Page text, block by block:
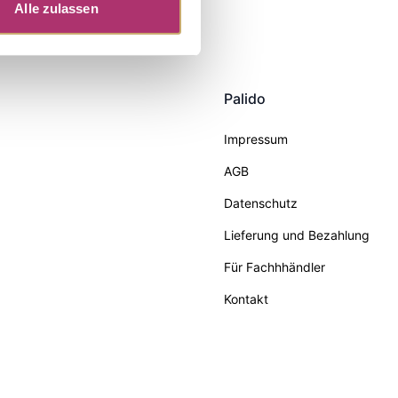
Alle zulassen
Palido
Impressum
AGB
Datenschutz
Lieferung und Bezahlung
Für Fachhhändler
Kontakt